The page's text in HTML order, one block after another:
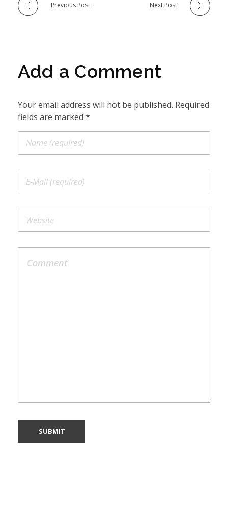
Previous Post Next Post
Add a Comment
Your email address will not be published. Required
fields are marked *